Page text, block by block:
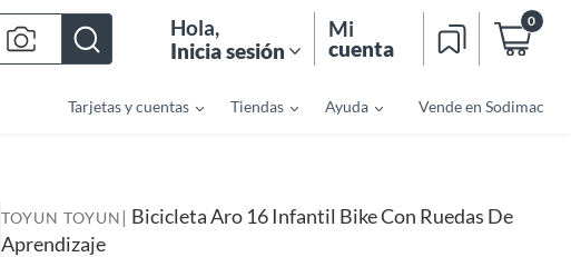
Hola,
Inicia sesión
Mi
cuenta
0
Tarjetas y cuentas Tiendas Ayuda Vende en Sodimac
TOYUN TOYUN | Bicicleta Aro 16 Infantil Bike Con Ruedas De
Aprendizaje
e
r